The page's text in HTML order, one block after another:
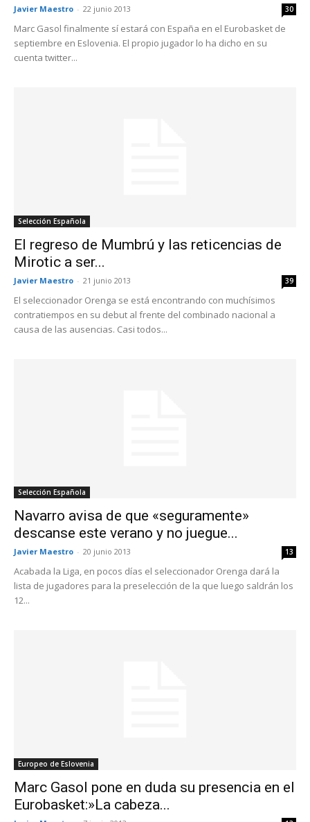
Javier Maestro - 22 junio 2013 30
Marc Gasol finalmente sí estará con España en el Eurobasket de
septiembre en Eslovenia. El propio jugador lo ha dicho en su
cuenta twitter...
Selección Española
El regreso de Mumbrú y las reticencias de
Mirotic a ser...
Javier Maestro - 21 junio 2013 39
El seleccionador Orenga se está encontrando con muchísimos
contratiempos en su debut al frente del combinado nacional a
causa de las ausencias. Casi todos...
Selección Española
Navarro avisa de que «seguramente»
descanse este verano y no juegue...
Javier Maestro - 20 junio 2013 13
Acabada la Liga, en pocos días el seleccionador Orenga dará la
lista de jugadores para la preselección de la que luego saldrán los
12...
Europeo de Eslovenia
Marc Gasol pone en duda su presencia en el
Eurobasket:»La cabeza...